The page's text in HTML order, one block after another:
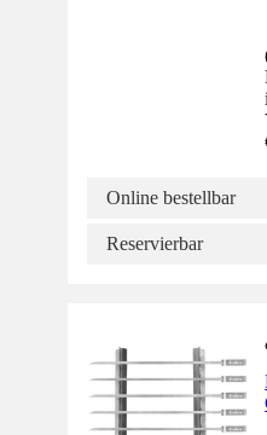
Online bestellbar
Reservierbar